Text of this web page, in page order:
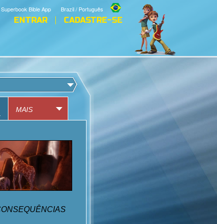
Brazil / Português
Superbook Bible App
ENTRAR CADASTRE-SE